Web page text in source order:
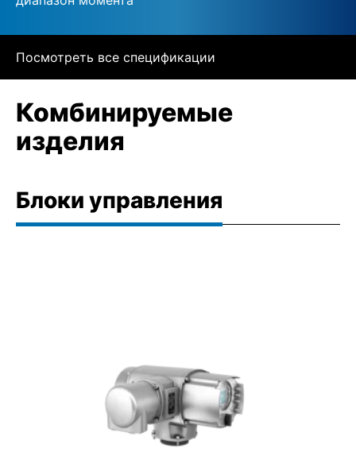
Посмотреть все спецификации
Комбинируемые
изделия
Блоки управления